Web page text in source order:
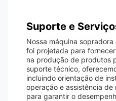
Suporte e
Nossa máquina
foi projetada para
na produção de produtos
suporte técnico,
incluindo orientação de
operação e assistência de
para garantir o